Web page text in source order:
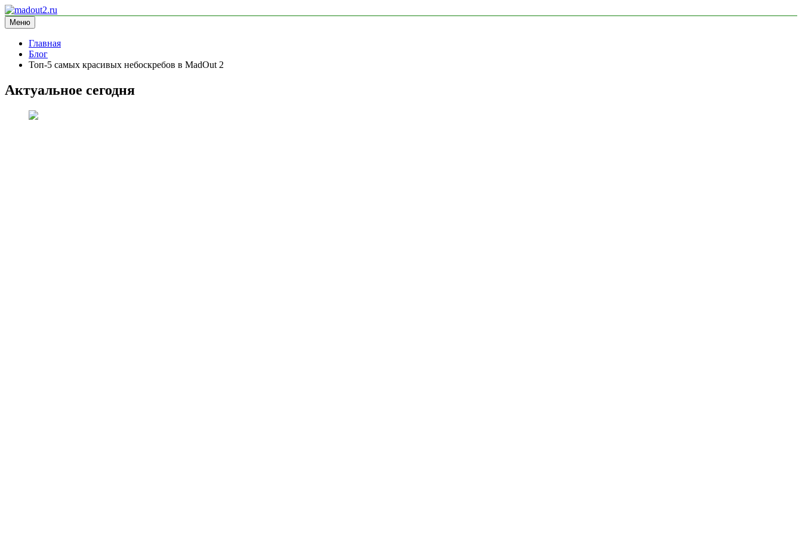
Перейти
к
содержимому
madout2.ru
информационный сайт
Меню
Главная
Блог
Топ-5 самых красивых небоскребов в MadOut 2
Актуальное сегодня